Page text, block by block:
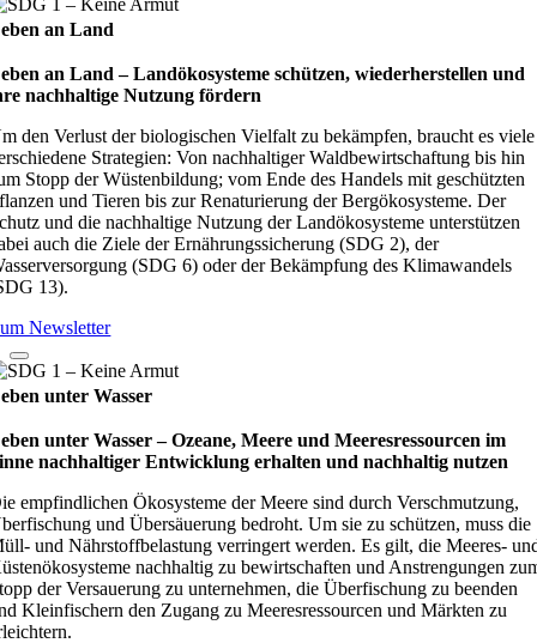
an Land
an Land – Lan­d­öko­sys­teme schüt­zen, wie­der­her­stel­len und
nach­hal­tige Nut­zung för­dern
den Verlust der biologischen Vielfalt zu bekämpfen, braucht es viele
Strategien: Von nachhaltiger Waldbewirtschaftung bis hin
Stopp der Wüstenbildung; vom Ende des Handels mit geschützten
und Tieren bis zur Renaturierung der Bergökosysteme. Der
und die nachhaltige Nutzung der Landökosysteme unterstützen
auch die Ziele der Ernährungssicherung (SDG 2), der
(SDG 6) oder der Bekämpfung des Klimawandels
13).
Newsletter
unter Wasser
unter Wasser – Oze­ane, Meere und Mee­res­res­sour­cen im
nach­hal­ti­ger Ent­wick­lung erhal­ten und nach­hal­tig nut­zen
empfindlichen Ökosysteme der Meere sind durch Verschmutzung,
und Übersäuerung bedroht. Um sie zu schützen, muss die
und Nährstoffbelastung verringert werden. Es gilt, die Meeres-
nachhaltig zu bewirtschaften und Anstrengungen
der Versauerung zu unternehmen, die Überfischung zu beenden
Kleinfischern den Zugang zu Meeresressourcen und Märkten zu